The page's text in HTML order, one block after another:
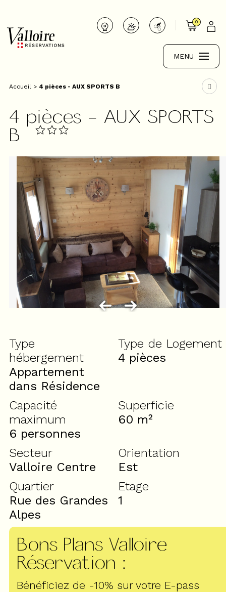
0
MENU
Accueil > 4 pièces - AUX SPORTS B
4 pièces - AUX SPORTS
B
Type
hébergement
Appartement
dans Résidence
Type de Logement
4 pièces
Capacité
maximum
6 personnes
Superficie
60 m²
Secteur
Valloire Centre
Orientation
Est
Quartier
Rue des Grandes
Alpes
Etage
1
Bons Plans Valloire
Réservation :
Bénéficiez de -10% sur votre E-pass